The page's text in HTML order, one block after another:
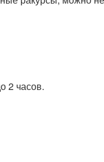
2 часов.